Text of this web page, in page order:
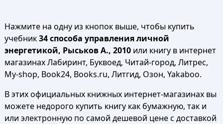
Нажмите на одну из кнопок выше, чтобы купить
учебник34 способа управления личной
энергетикой, Рыськов А., 2010или книгу в интернет
магазинах Лабиринт, Буквоед, Читай-город, Литрес,
My-shop, Book24, Books.ru, Литгид, Озон, Yakaboo.
В этих официальных книжных интернет-магазинах вы
можете недорого купить книгу как бумажную, так и
или электронную по самой дешевой цене с доставкой